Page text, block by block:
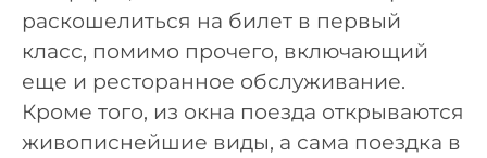
раскошелиться на билет в первый
класс, помимо прочего, включающий
еще и ресторанное обслуживание.
Кроме того, из окна поезда открываются
живописнейшие виды, а сама поездка в